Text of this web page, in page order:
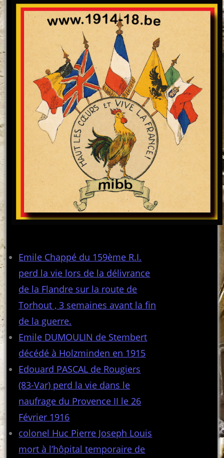
Emile Chappé du 159ème R.I.
perd la vie lors de la délivrance
de la Flandre sur la route de
Torhout , 3 semaines avant la fin
de la guerre.
Emile DUMOULIN de Stembert
décédé à Holzminden en 1915
Edouard PASCAL de Rougiers
(83-Var) perd la vie dans le
naufrage du Provence II le 26
Février 1916
colonel Huc Pierre Joseph Louis
mort à l’hôpital temporaire de